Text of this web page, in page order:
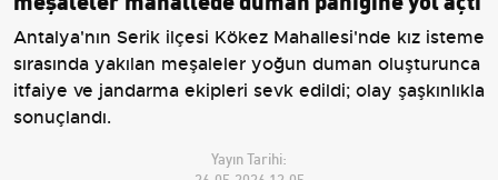
Antalya'nın Serik ilçesi Kökez Mahallesi'nde kız isteme
sırasında yakılan meşaleler yoğun duman oluşturunca
itfaiye ve jandarma ekipleri sevk edildi; olay şaşkınlıkla
sonuçlandı.
Yayın Tarihi: